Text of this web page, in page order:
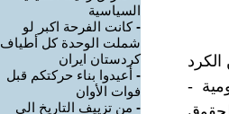
قومية -
السياسية
-كانت الفرحة اكبر لو
شملت الوحدة كل أطياف
كردستان ايران
- أعيدوا بناء حركتكم قبل
فوات الأوان
- من تزييف التاريخ الى